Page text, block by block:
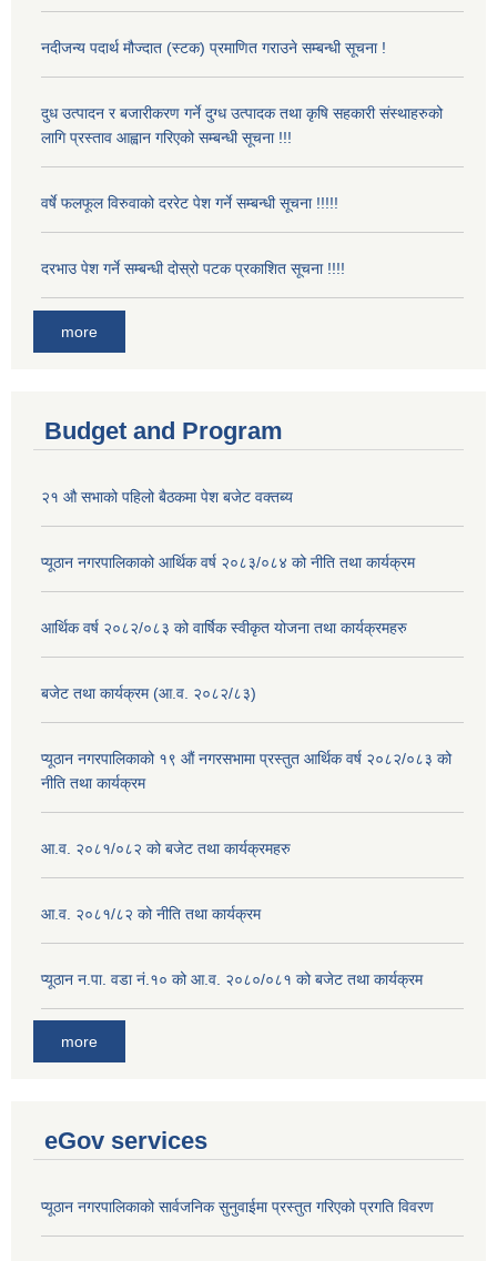
नदीजन्य पदार्थ मौज्दात (स्टक) प्रमाणित गराउने सम्बन्धी सूचना !
दुध उत्पादन र बजारीकरण गर्ने दुग्ध उत्पादक तथा कृषि सहकारी संस्थाहरुको
लागि प्रस्ताव आह्वान गरिएको सम्बन्धी सूचना !!!
वर्षे फलफूल विरुवाको दररेट पेश गर्ने सम्बन्धी सूचना !!!!!
दरभाउ पेश गर्ने सम्बन्धी दोस्रो पटक प्रकाशित सूचना !!!!
more
Budget and Program
२१ औ सभाको पहिलो बैठकमा पेश बजेट वक्तब्य
प्यूठान नगरपालिकाको आर्थिक वर्ष २०८३/०८४ को नीति तथा कार्यक्रम
आर्थिक वर्ष २०८२/०८३ को वार्षिक स्वीकृत योजना तथा कार्यक्रमहरु
बजेट तथा कार्यक्रम (आ.व. २०८२/८३)
प्यूठान नगरपालिकाको १९ औं नगरसभामा प्रस्तुत आर्थिक वर्ष २०८२/०८३ को
नीति तथा कार्यक्रम
आ.व. २०८१/०८२ को बजेट तथा कार्यक्रमहरु
आ.व. २०८१/८२ को नीति तथा कार्यक्रम
प्यूठान न.पा. वडा नं.१० को आ.व. २०८०/०८१ को बजेट तथा कार्यक्रम
more
eGov services
प्यूठान नगरपालिकाको सार्वजनिक सुनुवाईमा प्रस्तुत गरिएको प्रगति विवरण